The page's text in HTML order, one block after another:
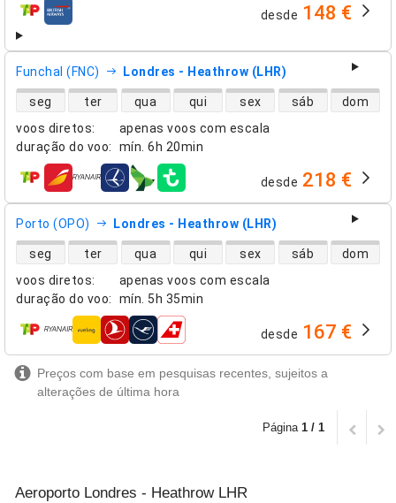
companhias aéreas desde 148 €
Funchal (FNC) Londres - Heathrow (LHR)
voos diretos:
apenas voos com escala
duração do voo: mín. 6h 20min
disponibilidade de voos diretos
seg ter qua qui sex sáb dom
companhias aéreas desde 218 €
Porto (OPO) Londres - Heathrow (LHR)
voos diretos:
apenas voos com escala
duração do voo: mín. 5h 35min
disponibilidade de voos diretos
seg ter qua qui sex sáb dom
companhias aéreas desde 167 €
Preços com base em pesquisas recentes, sujeitos a
alterações de última hora
Página 1 / 1
Aeroporto Londres - Heathrow LHR